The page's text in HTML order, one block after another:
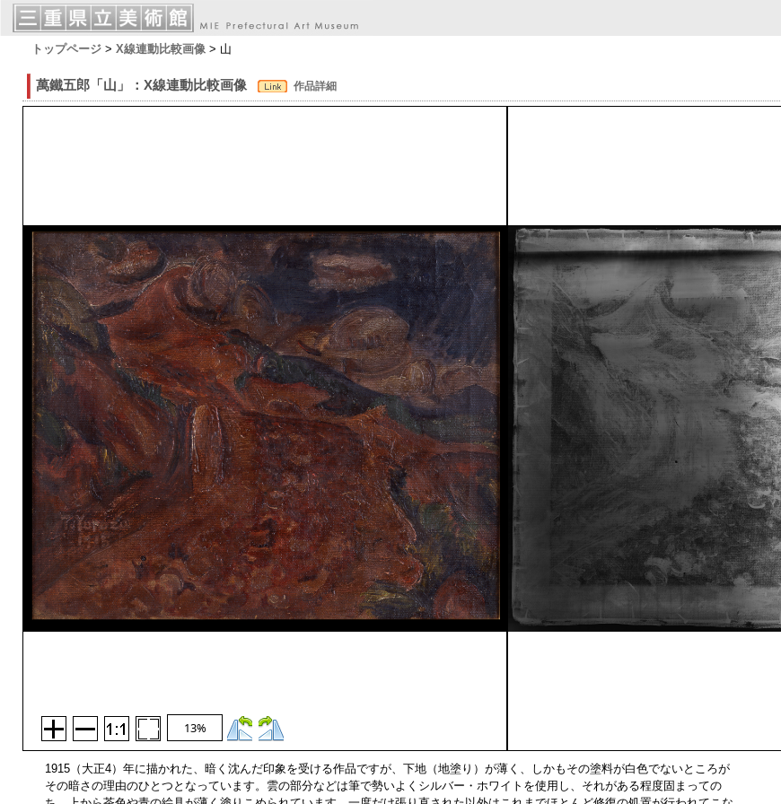
トップページ > X線連動比較画像 > 山
萬鐵五郎「山」：X線連動比較画像 作品詳細
13%
1915（大正4）年に描かれた、暗く沈んだ印象を受ける作品ですが、下地（地塗り）が薄く、しかもその塗料が白色でないところが
その暗さの理由のひとつとなっています。雲の部分などは筆で勢いよくシルバー・ホワイトを使用し、それがある程度固まっての